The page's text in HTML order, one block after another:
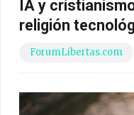
IA y
religión
ForumLibertas.com